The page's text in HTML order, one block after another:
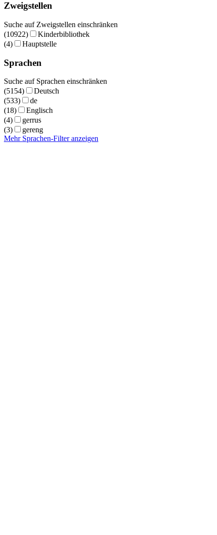
Zweigstellen
Suche auf Zweigstellen einschränken
(10922)
Kinderbibliothek
(4)
Hauptstelle
Sprachen
Suche auf Sprachen einschränken
(5154)
Deutsch
(533)
de
(18)
Englisch
(4)
gerrus
(3)
gereng
Mehr Sprachen-Filter anzeigen